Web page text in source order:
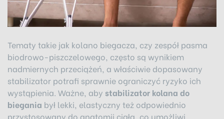
Tematy takie jak kolano biegacza, czy zespół pasma
biodrowo-piszczelowego, często są wynikiem
nadmiernych przeciążeń, a właściwie dopasowany
stabilizator potrafi sprawnie ograniczyć ryzyko ich
wystąpienia. Ważne, aby stabilizator kolana do
biegania był lekki, elastyczny też odpowiednio
przystosowany do anatomii ciała, co umożliwi